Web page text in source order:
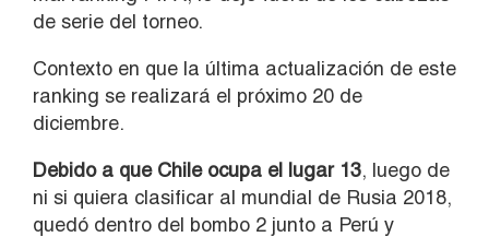
de serie del torneo.
Contexto en que la última actualización de este
ranking se realizará el próximo 20 de
diciembre.
Debido a que Chile ocupa el lugar 13, luego de
ni si quiera clasificar al mundial de Rusia 2018,
quedó dentro del bombo 2 junto a Perú y